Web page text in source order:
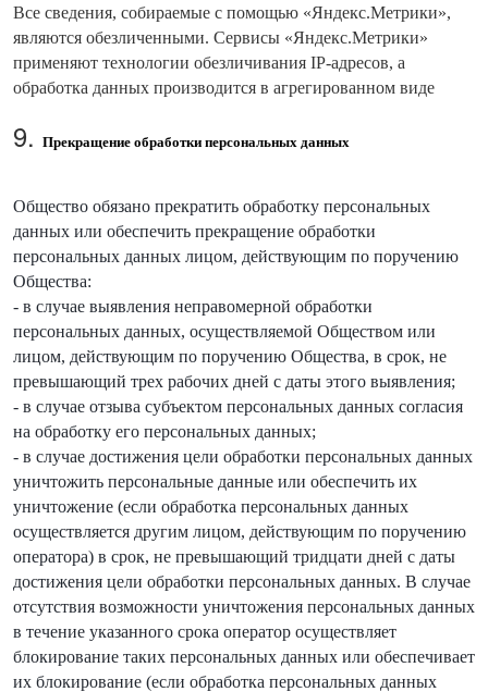
Все сведения, собираемые с помощью «Яндекс.Метрики»,
являются обезличенными. Сервисы «Яндекс.Метрики»
применяют технологии обезличивания IP-адресов, а
обработка данных производится в агрегированном виде
9. Прекращение обработки персональных данных
Общество обязано прекратить обработку персональных
данных или обеспечить прекращение обработки
персональных данных лицом, действующим по поручению
Общества:
- в случае выявления неправомерной обработки
персональных данных, осуществляемой Обществом или
лицом, действующим по поручению Общества, в срок, не
превышающий трех рабочих дней с даты этого выявления;
- в случае отзыва субъектом персональных данных согласия
на обработку его персональных данных;
- в случае достижения цели обработки персональных данных
уничтожить персональные данные или обеспечить их
уничтожение (если обработка персональных данных
осуществляется другим лицом, действующим по поручению
оператора) в срок, не превышающий тридцати дней с даты
достижения цели обработки персональных данных. В случае
отсутствия возможности уничтожения персональных данных
в течение указанного срока оператор осуществляет
блокирование таких персональных данных или обеспечивает
их блокирование (если обработка персональных данных